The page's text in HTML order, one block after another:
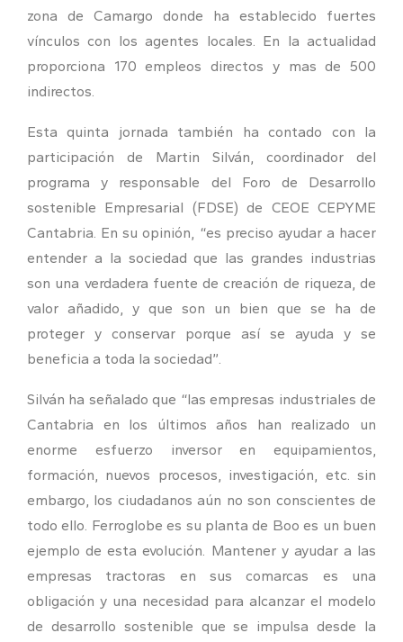
zona de Camargo donde ha establecido fuertes
vínculos con los agentes locales. En la actualidad
proporciona 170 empleos directos y mas de 500
indirectos.
Esta quinta jornada también ha contado con la
participación de Martin Silván, coordinador del
programa y responsable del Foro de Desarrollo
sostenible Empresarial (FDSE) de CEOE CEPYME
Cantabria. En su opinión, “es preciso ayudar a hacer
entender a la sociedad que las grandes industrias
son una verdadera fuente de creación de riqueza, de
valor añadido, y que son un bien que se ha de
proteger y conservar porque así se ayuda y se
beneficia a toda la sociedad”.
Silván ha señalado que “las empresas industriales de
Cantabria en los últimos años han realizado un
enorme esfuerzo inversor en equipamientos,
formación, nuevos procesos, investigación, etc. sin
embargo, los ciudadanos aún no son conscientes de
todo ello. Ferroglobe es su planta de Boo es un buen
ejemplo de esta evolución. Mantener y ayudar a las
empresas tractoras en sus comarcas es una
obligación y una necesidad para alcanzar el modelo
de desarrollo sostenible que se impulsa desde la